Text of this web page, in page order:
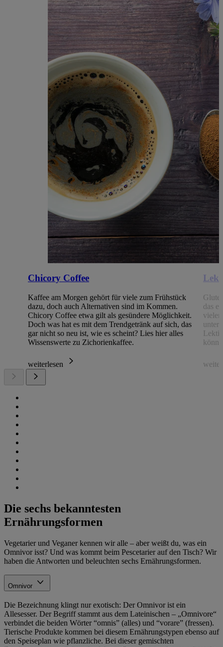
Chicory Coffee
Kaffee am Morgen gehört für viele zum Frühstück
dazu, doch auch Alternativen sind im Kommen.
Chicory Coffee etwa gilt als gesündere Möglichkeit.
Doch was hat es mit dem Trendgetränk auf sich, das
gar nicht so neu ist, wie es scheint? Lies hier alles
Wissenswerte zu Zichorienkaffee.
weiterlesen
das
unter
Die sechs bekanntesten
Ernährungsformen
Vegetarier und Veganer kennen wir alle – aber weißt du, was ein
Omnivor isst? Und was kommt beim Pescetarier auf den Tisch? Wir
haben die Antworten und beleuchten sechs Ernährungsformen.
Omnivor
Die Bezeichnung klingt nur exotisch: Der Omnivor ist ein
Allesesser. Der Begriff stammt aus dem Lateinischen – „Omnivore“
verbindet die beiden Wörter “omnis” (alles) und “vorare” (fressen).
Tierische Produkte kommen bei diesem Ernährungstypen ebenso auf
den Speiseplan wie pflanzliche. Bei dieser gemischten